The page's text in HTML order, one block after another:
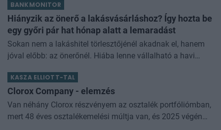
kapcsolódó adóintézkedésekről, v
BANKMONITOR
Hiányzik az önerő a lakásvásárláshoz? Így hozta be
egy győri pár hat hónap alatt a lemaradást
Sokan nem a lakáshitel törlesztőjénél akadnak el, hanem
jóval előbb: az önerőnél. Hiába lenne vállalható a havi
kell rakni. Z
KASZA ELLIOTT-TAL
Clorox Company - elemzés
Van néhány Clorox részvényem az osztalék portfóliómban,
mert 48 éves osztalékemelési múltja van, és 2025 végén